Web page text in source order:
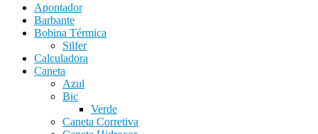
Apontador
Barbante
Bobina Térmica
Silfer
Calculadora
Caneta
Azul
Bic
Verde
Caneta Corretiva